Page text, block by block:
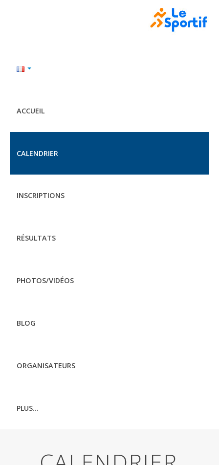
ACCUEIL
CALENDRIER
INSCRIPTIONS
RÉSULTATS
PHOTOS/VIDÉOS
BLOG
ORGANISATEURS
PLUS...